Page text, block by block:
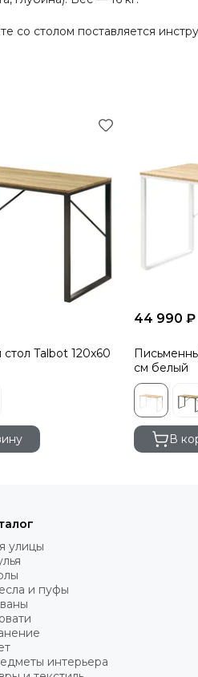
со столом поставляется
Talbot 120x60
44 990 ₽
см белый
В
улицы
и пуфы
интерьера